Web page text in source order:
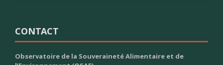
CONTACT
Observatoire de la Souveraineté Alimentaire et de